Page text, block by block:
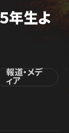
年生よ
報道・メデ
ィア